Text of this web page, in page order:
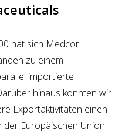
hat sich Medcor
zu einem
importierte
hinaus konnten wir
Exportaktivitäten einen
der Europäischen Union